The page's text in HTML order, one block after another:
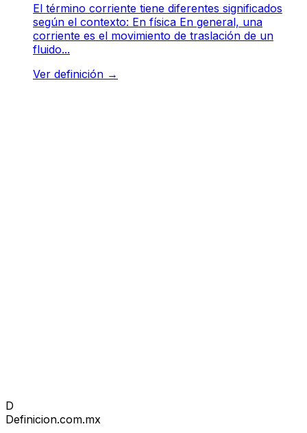
El término corriente tiene diferentes significados
según el contexto: En física En general, una
corriente es el movimiento de traslación de un
fluido...
Ver definición →
D
Definicion.com.mx